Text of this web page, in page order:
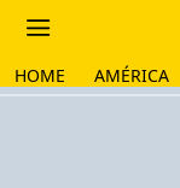
HOME AMÉRICA